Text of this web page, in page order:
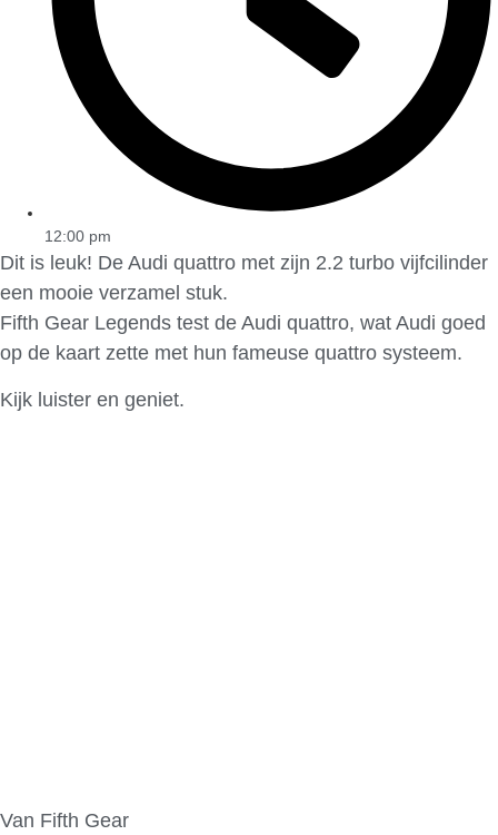
12:00 pm
Dit is leuk! De Audi quattro met zijn 2.2 turbo vijfcilinder
een mooie verzamel stuk.
Fifth Gear Legends test de Audi quattro, wat Audi goed
op de kaart zette met hun fameuse quattro systeem.
Kijk luister en geniet.
Van Fifth Gear